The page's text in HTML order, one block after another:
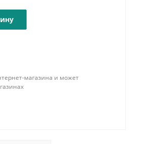
магазина и может